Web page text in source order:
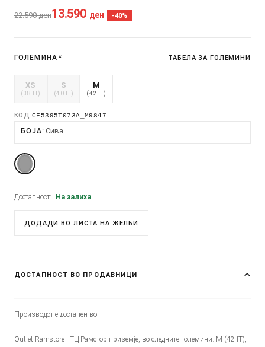
22.590ден13.590 ден -40%
ГОЛЕМИНА * ТАБЕЛА ЗА ГОЛЕМИНИ
XS
(38 IT)
S
(40 IT)
M
(42 IT)
КОД:CF5395T073A_M9847
БОЈА Сива
Достапност: На залиха
ДОДАДИ ВО ЛИСТА НА ЖЕЛБИ
ДОСТАПНОСТ ВО ПРОДАВНИЦИ
Производот е достапен во:
Outlet Ramstore - ТЦ Рамстор приземје, во следните големини: M (42 IT),